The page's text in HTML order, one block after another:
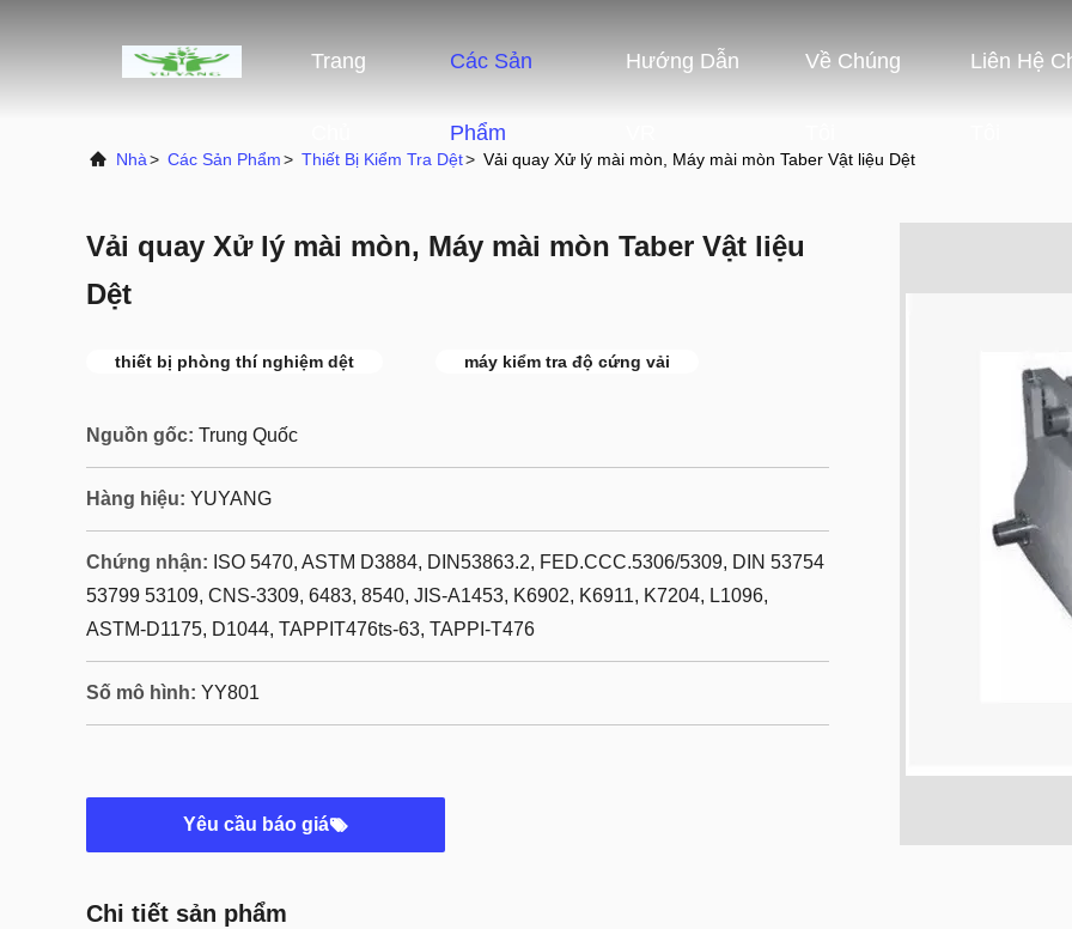
Trang Các Sản
Phẩm
Hướng Dẫn Về Chúng Liên Hệ
Nhà> Các Sản Phẩm> Thiết Bị Kiểm Tra Dệt> Vải quay Xử lý mài mòn, Máy mài mòn Taber Vật liệu Dệt
Vải quay Xử lý mài mòn, Máy mài mòn Taber Vật liệu
Dệt
thiết bị phòng thí nghiệm dệt máy kiểm tra độ cứng vải
Nguồn gốc: Trung Quốc
Hàng hiệu: YUYANG
Chứng nhận: ISO 5470, ASTM D3884, DIN53863.2, FED.CCC.5306/5309, DIN 53754
53799 53109, CNS-3309, 6483, 8540, JIS-A1453, K6902, K6911, K7204, L1096,
ASTM-D1175, D1044, TAPPIT476ts-63, TAPPI-T476
Số mô hình: YY801
Yêu cầu báo giá
Chi tiết sản phẩm